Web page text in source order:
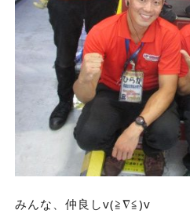
みんな、仲良しv(≧∇≦)v